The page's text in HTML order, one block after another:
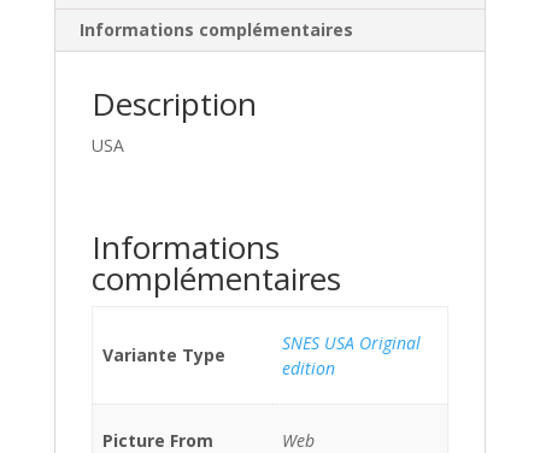
Informations complémentaires
Description
USA
Informations
complémentaires
Variante Type
SNES USA Original
edition
Picture From Web